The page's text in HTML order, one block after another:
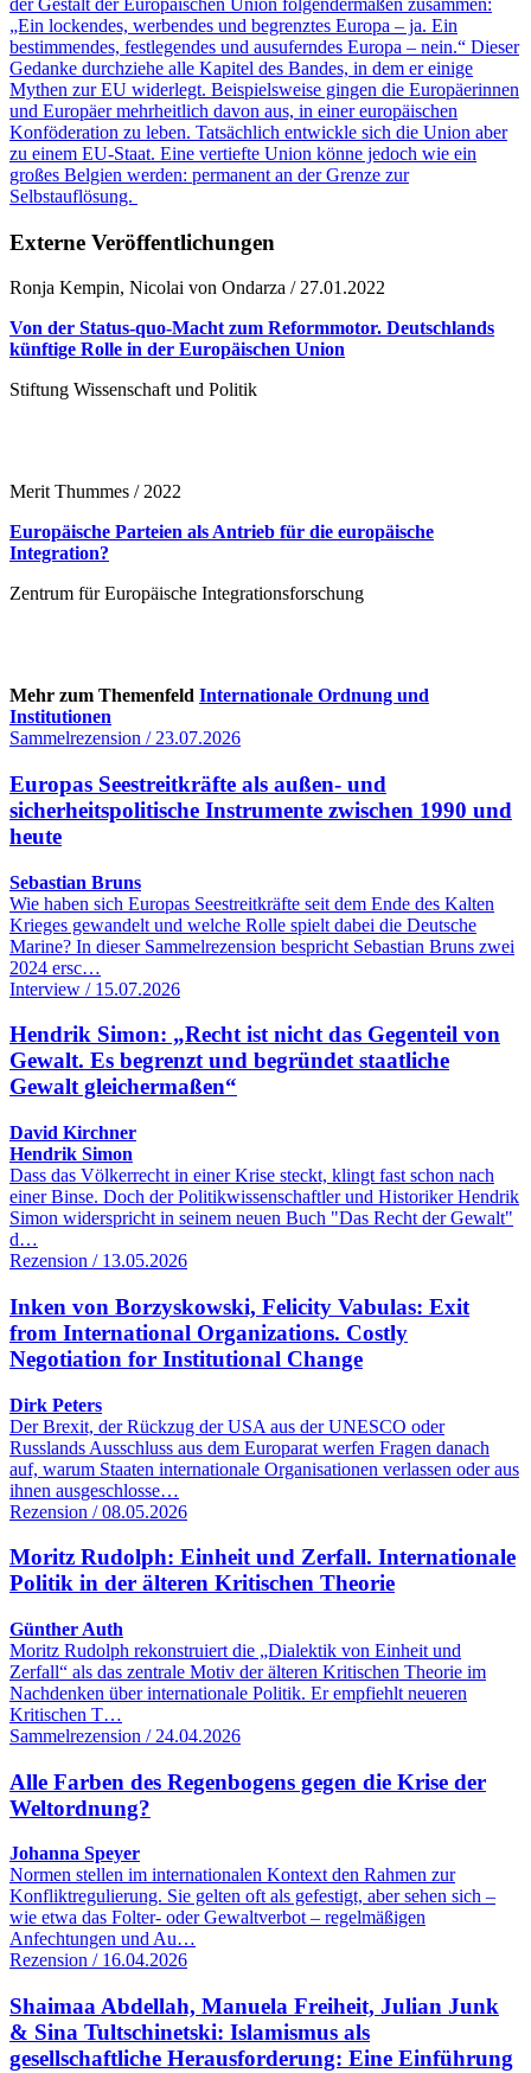
„Ein lockendes, werbendes und begrenztes Europa – ja. Ein
bestimmendes, festlegendes und ausuferndes Europa – nein.“ Dieser
Gedanke durchziehe alle Kapitel des Bandes, in dem er einige
Mythen zur EU widerlegt. Beispielsweise gingen die Europäerinnen
und Europäer mehrheitlich davon aus, in einer europäischen
Konföderation zu leben. Tatsächlich entwickle sich die Union aber
zu einem EU-Staat. Eine vertiefte Union könne jedoch wie ein
großes Belgien werden: permanent an der Grenze zur
Selbstauflösung.
Externe Veröffentlichungen
Ronja Kempin, Nicolai von Ondarza / 27.01.2022
Von der Status-quo-Macht zum Reformmotor. Deutschlands
künftige Rolle in der Europäischen Union
Stiftung Wissenschaft und Politik
Merit Thummes / 2022
Europäische Parteien als Antrieb für die europäische
Integration?
Zentrum für Europäische Integrationsforschung
Mehr zum Themenfeld Internationale Ordnung und
Institutionen
Sammelrezension / 23.07.2026
Europas Seestreitkräfte als außen- und
sicherheitspolitische Instrumente zwischen 1990 und
heute
Sebastian Bruns
Wie haben sich Europas Seestreitkräfte seit dem Ende des Kalten
Krieges gewandelt und welche Rolle spielt dabei die Deutsche
Marine? In dieser Sammelrezension bespricht Sebastian Bruns zwei
2024 ersc…
Interview / 15.07.2026
Hendrik Simon: „Recht ist nicht das Gegenteil von
Gewalt. Es begrenzt und begründet staatliche
Gewalt gleichermaßen“
David Kirchner
Hendrik Simon
Dass das Völkerrecht in einer Krise steckt, klingt fast schon nach
einer Binse. Doch der Politikwissenschaftler und Historiker Hendrik
Simon widerspricht in seinem neuen Buch "Das Recht der Gewalt"
d…
Rezension / 13.05.2026
Inken von Borzyskowski, Felicity Vabulas: Exit
from International Organizations. Costly
Negotiation for Institutional Change
Dirk Peters
Der Brexit, der Rückzug der USA aus der UNESCO oder
Russlands Ausschluss aus dem Europarat werfen Fragen danach
auf, warum Staaten internationale Organisationen verlassen oder aus
ihnen ausgeschlosse…
Rezension / 08.05.2026
Moritz Rudolph: Einheit und Zerfall. Internationale
Politik in der älteren Kritischen Theorie
Günther Auth
Moritz Rudolph rekonstruiert die „Dialektik von Einheit und
Zerfall“ als das zentrale Motiv der älteren Kritischen Theorie im
Nachdenken über internationale Politik. Er empfiehlt neueren
Kritischen T…
Sammelrezension / 24.04.2026
Alle Farben des Regenbogens gegen die Krise der
Weltordnung?
Johanna Speyer
Normen stellen im internationalen Kontext den Rahmen zur
Konfliktregulierung. Sie gelten oft als gefestigt, aber sehen sich –
wie etwa das Folter- oder Gewaltverbot – regelmäßigen
Anfechtungen und Au…
Rezension / 16.04.2026
Shaimaa Abdellah, Manuela Freiheit, Julian Junk
& Sina Tultschinetski: Islamismus als
gesellschaftliche Herausforderung: Eine Einführung